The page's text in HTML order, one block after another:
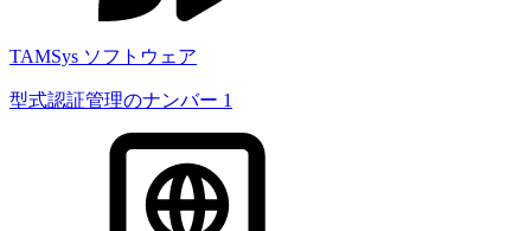
TAMSys ソフトウェア
型式認証管理のナンバー 1